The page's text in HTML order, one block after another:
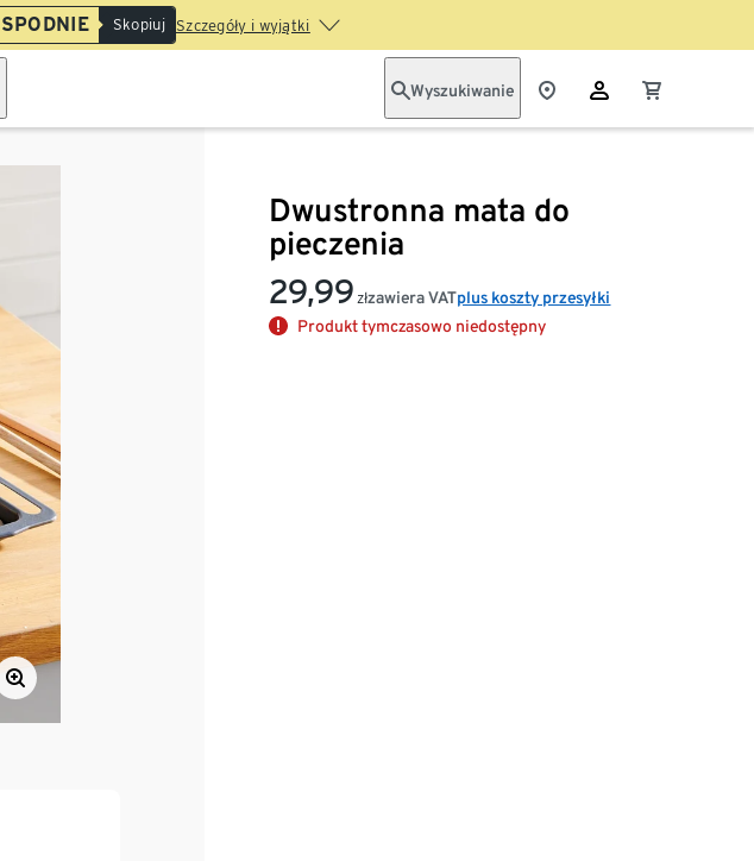
SPODNIE Skopiuj Szczegóły i wyjątki
Wyszukiwanie
Dwustronna mata do
pieczenia
29,99 złzawiera VATplus koszty przesyłki
Produkt tymczasowo niedostępny